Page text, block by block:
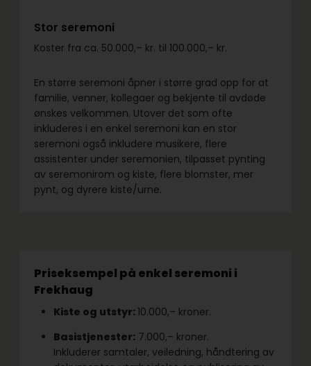
Stor seremoni
Koster fra ca. 50.000,– kr. til 100.000,– kr.
En større seremoni åpner i større grad opp for at
familie, venner, kollegaer og bekjente til avdøde
ønskes velkommen. Utover det som ofte
inkluderes i en enkel seremoni kan en stor
seremoni også inkludere musikere, flere
assistenter under seremonien, tilpasset pynting
av seremonirom og kiste, flere blomster, mer
pynt, og dyrere kiste/urne.
Priseksempel på enkel seremoni i
Frekhaug
Kiste og utstyr:10.000,– kroner.
Basistjenester: 7.000,– kroner.
Inkluderer samtaler, veiledning, håndtering av